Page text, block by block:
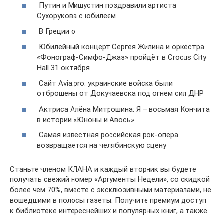
Путин и Мишустин поздравили артиста
Сухорукова с юбилеем
В Греции о
Юбилейный концерт Сергея Жилина и оркестра
«Фонограф-Симфо-Джаз» пройдёт в Crocus City
Hall 31 октября
Сайт Avia.pro: украинские войска были
отброшены от Докучаевска под огнем сил ДНР
Актриса Алёна Митрошина: Я – восьмая Кончита
в истории «Юноны и Авось»
Самая известная российская рок-опера
возвращается на челябинскую сцену
Станьте членом КЛАНА и каждый вторник вы будете
получать свежий номер «Аргументы Недели», со скидкой
более чем 70%, вместе с эксклюзивными материалами, не
вошедшими в полосы газеты. Получите премиум доступ
к библиотеке интереснейших и популярных книг, а также